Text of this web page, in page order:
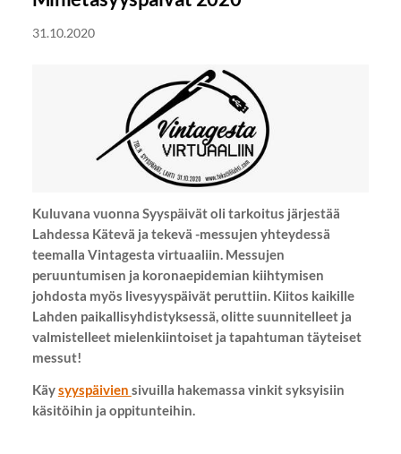
31.10.2020
Kuluvana vuonna Syyspäivät oli tarkoitus järjestää
Lahdessa Kätevä ja tekevä -messujen yhteydessä
teemalla Vintagesta virtuaaliin. Messujen
peruuntumisen ja koronaepidemian kiihtymisen
johdosta myös livesyyspäivät peruttiin. Kiitos kaikille
Lahden paikallisyhdistyksessä, olitte suunnitelleet ja
valmistelleet mielenkiintoiset ja tapahtuman täyteiset
messut!
Käysyyspäivien sivuilla hakemassa vinkit syksyisiin
käsitöihin ja oppitunteihin.